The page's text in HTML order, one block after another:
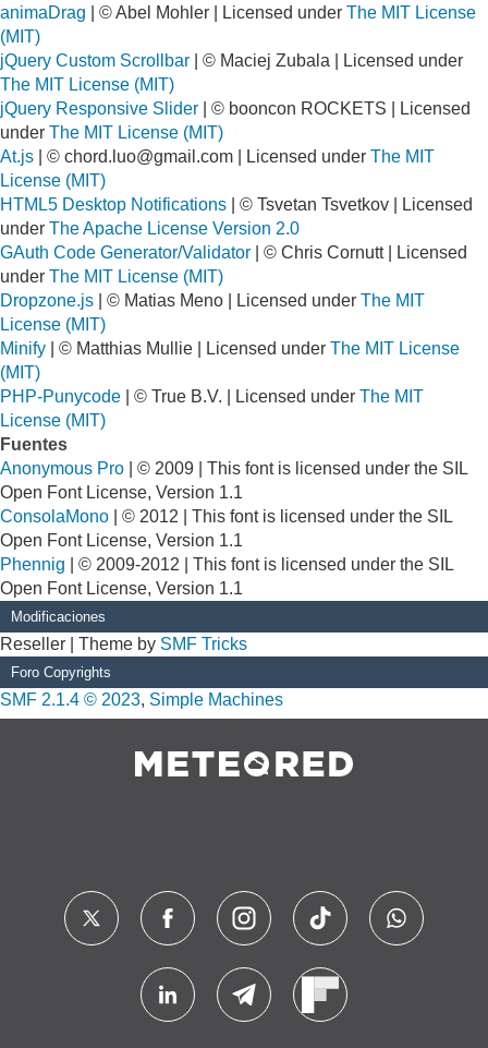
animaDrag | © Abel Mohler | Licensed under The MIT License
(MIT)
jQuery Custom Scrollbar | © Maciej Zubala | Licensed under
The MIT License (MIT)
jQuery Responsive Slider | © booncon ROCKETS | Licensed
under The MIT License (MIT)
At.js | © chord.luo@gmail.com | Licensed under The MIT
License (MIT)
HTML5 Desktop Notifications | © Tsvetan Tsvetkov | Licensed
under The Apache License Version 2.0
GAuth Code Generator/Validator | © Chris Cornutt | Licensed
under The MIT License (MIT)
Dropzone.js | © Matias Meno | Licensed under The MIT
License (MIT)
Minify | © Matthias Mullie | Licensed under The MIT License
(MIT)
PHP-Punycode | © True B.V. | Licensed under The MIT
License (MIT)
Fuentes
Anonymous Pro | © 2009 | This font is licensed under the SIL
Open Font License, Version 1.1
ConsolaMono | © 2012 | This font is licensed under the SIL
Open Font License, Version 1.1
Phennig | © 2009-2012 | This font is licensed under the SIL
Open Font License, Version 1.1
Modificaciones
Reseller | Theme by SMF Tricks
Foro Copyrights
SMF 2.1.4 © 2023, Simple Machines